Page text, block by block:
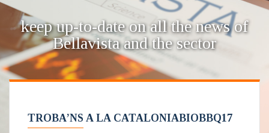
keep up-to-date on all the news of
Bellavista and the sector
TROBA’NS A LA CATALONIABIOBBQ17